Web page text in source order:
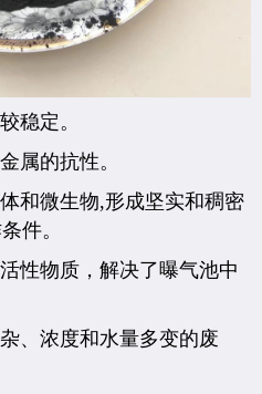
稳定。
的抗性。
和微生物,形成坚实和稠密
件。
物质，解决了曝气池中
、浓度和水量多变的废